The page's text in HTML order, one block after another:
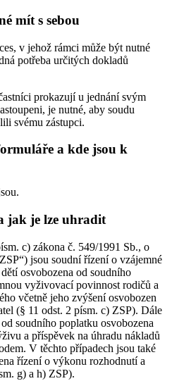
mít s sebou
v jehož rámci může být nutné
potřeba určitých dokladů
prokazují u jednání svým
je nutné, aby soudu
svému zástupci.
a kde jsou k
jak je lze uhradit
c) zákona č. 549/1991 Sb., o
jsou soudní řízení o vzájemné
osvobozena od soudního
vyživovací povinnost rodičů a
včetně jeho zvýšení osvobozen
(§ 11 odst. 2 písm. c) ZSP). Dále
soudního poplatku osvobozena
a příspěvek na úhradu nákladů
V těchto případech jsou také
řízení o výkonu rozhodnutí a
g) a h) ZSP).